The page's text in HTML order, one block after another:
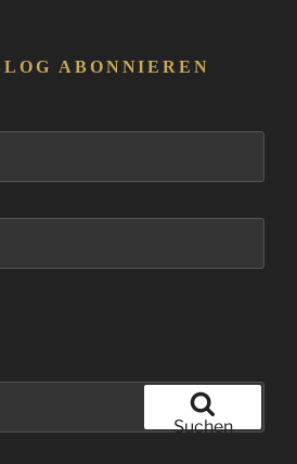
ABONNIEREN
Suchen